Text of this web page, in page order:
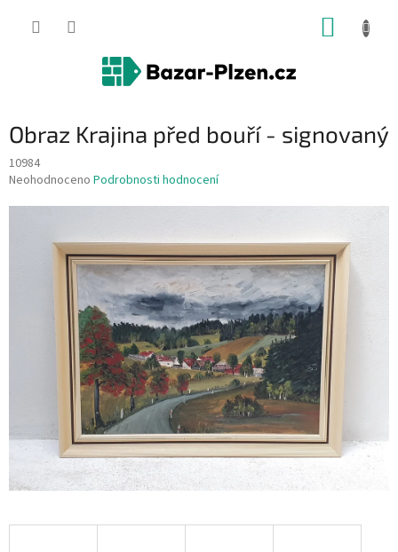
Obraz Krajina před bouří - signovaný
10984
Průměrné
Neohodnoceno Podrobnosti hodnocení